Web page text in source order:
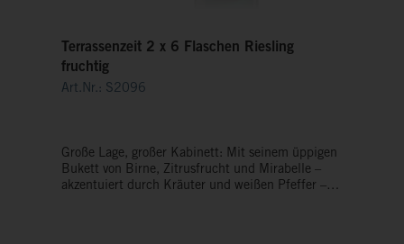
Terrassenzeit 2 x 6 Flaschen Riesling
fruchtig
Art.Nr.: S2096
Große Lage, großer Kabinett: Mit seinem üppigen
Bukett von Birne, Zitrusfrucht und Mirabelle –
akzentuiert durch Kräuter und weißen Pfeffer –